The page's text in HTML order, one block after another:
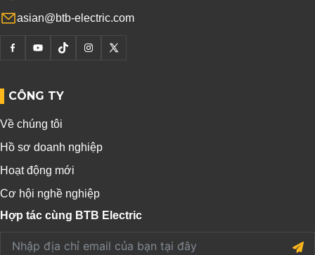
asian@btb-electric.com
CÔNG TY
Về chúng tôi
Hồ sơ doanh nghiệp
Hoạt động mới
Cơ hội nghề nghiệp
Hợp tác cùng BTB Electric